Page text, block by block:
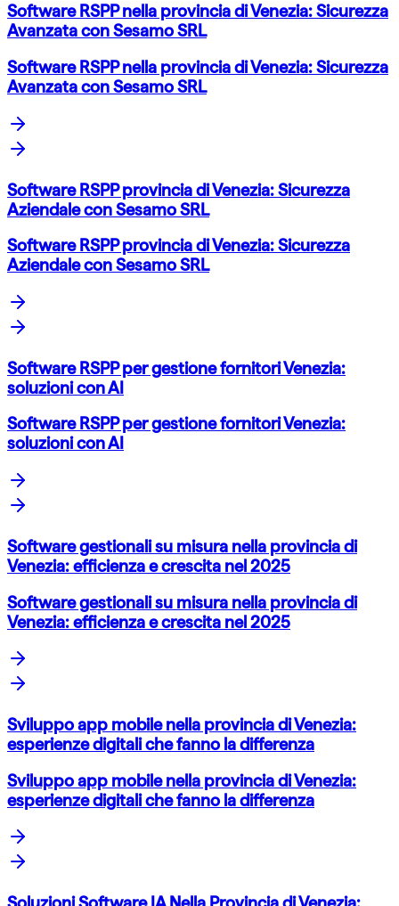
Software RSPP nella provincia di Venezia: Sicurezza
Avanzata con Sesamo SRL
Software RSPP nella provincia di Venezia: Sicurezza
Avanzata con Sesamo SRL
Software RSPP provincia di Venezia: Sicurezza
Aziendale con Sesamo SRL
Software RSPP provincia di Venezia: Sicurezza
Aziendale con Sesamo SRL
Software RSPP per gestione fornitori Venezia:
soluzioni con AI
Software RSPP per gestione fornitori Venezia:
soluzioni con AI
Software gestionali su misura nella provincia di
Venezia: efficienza e crescita nel 2025
Software gestionali su misura nella provincia di
Venezia: efficienza e crescita nel 2025
Sviluppo app mobile nella provincia di Venezia:
esperienze digitali che fanno la differenza
Sviluppo app mobile nella provincia di Venezia:
esperienze digitali che fanno la differenza